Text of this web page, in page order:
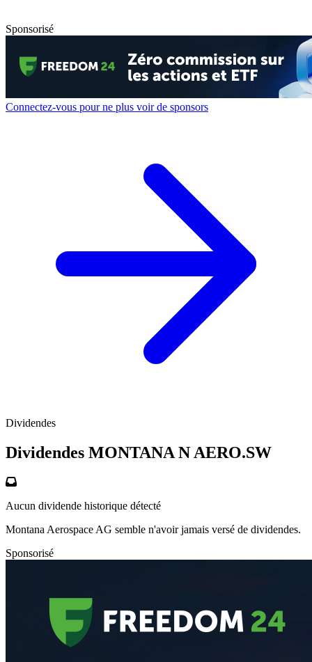
Sponsorisé
Connectez-vous pour ne plus voir de sponsors
Dividendes
Dividendes MONTANA N AERO.SW
Aucun dividende historique détecté
Montana Aerospace AG semble n'avoir jamais versé de dividendes.
Sponsorisé